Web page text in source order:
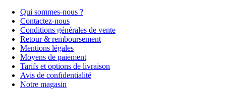
Qui sommes-nous ?
Contactez-nous
Conditions générales de vente
Retour & remboursement
Mentions légales
Moyens de paiement
Tarifs et options de livraison
Avis de confidentialité
Notre magasin